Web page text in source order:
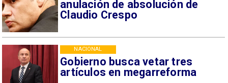
anulación de absolución de
Claudio Crespo
Gobierno busca vetar tres
artículos en megarreforma
NACIONAL